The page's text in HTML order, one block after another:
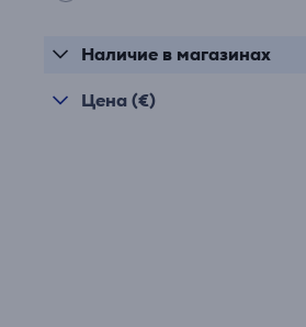
Наличие в магазинах
Цена (€)